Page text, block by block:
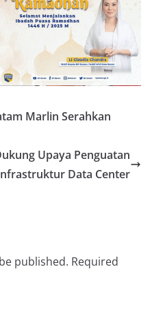
Marlin Serahkan
Upaya Penguatan
Data Center
published. Required